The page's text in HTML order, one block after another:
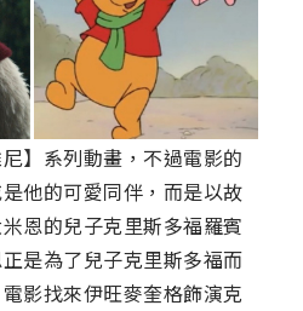
】系列動畫，不過電影的
他的可愛同伴，而是以故
恩的兒子克里斯多福羅賓
是為了兒子克里斯多福而
影找來伊旺麥奎格飾演克